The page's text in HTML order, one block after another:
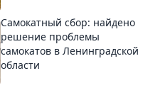
Самокатный сбор: найдено
решение проблемы
самокатов в Ленинградской
области